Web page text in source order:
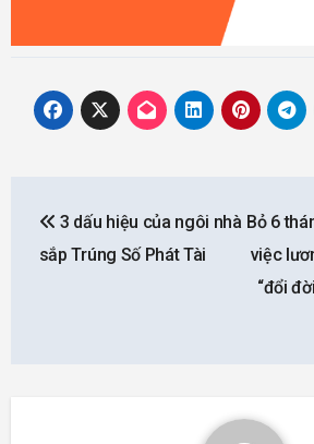
navigation
3 dấu hiệu của ngôi nhà
sắp Trúng Số Phát Tài
Bỏ 6
việc
“đổi